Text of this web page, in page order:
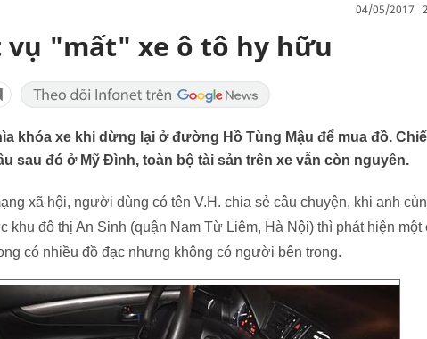
04/05/2017
vụ "mất" xe ô tô hy hữu
khóa xe khi dừng lại ở đường Hồ Tùng Mậu để mua đồ.
sau đó ở Mỹ Đình, toàn bộ tài sản trên xe vẫn còn nguyên.
xã hội, người dùng có tên V.H. chia sẻ câu chuyện, khi anh
khu đô thị An Sinh (quận Nam Từ Liêm, Hà Nội) thì phát hiện một
có nhiều đồ đạc nhưng không có người bên trong.